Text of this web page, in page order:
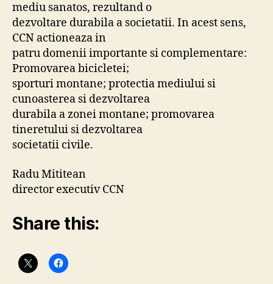
mediu sanatos, rezultand o
dezvoltare durabila a societatii. In acest sens,
CCN actioneaza in
patru domenii importante si complementare:
Promovarea bicicletei;
sporturi montane; protectia mediului si
cunoasterea si dezvoltarea
durabila a zonei montane; promovarea
tineretului si dezvoltarea
societatii civile.
Radu Mititean
director executiv CCN
Share this: